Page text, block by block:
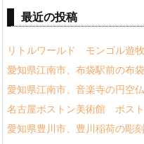
最近の投稿
リトルワールド モンゴル遊牧
愛知県江南市、布袋駅前の布袋
愛知県江南市、音楽寺の円空仏
名古屋ボストン美術館 ボス
愛知県豊川市、豊川稲荷の彫刻